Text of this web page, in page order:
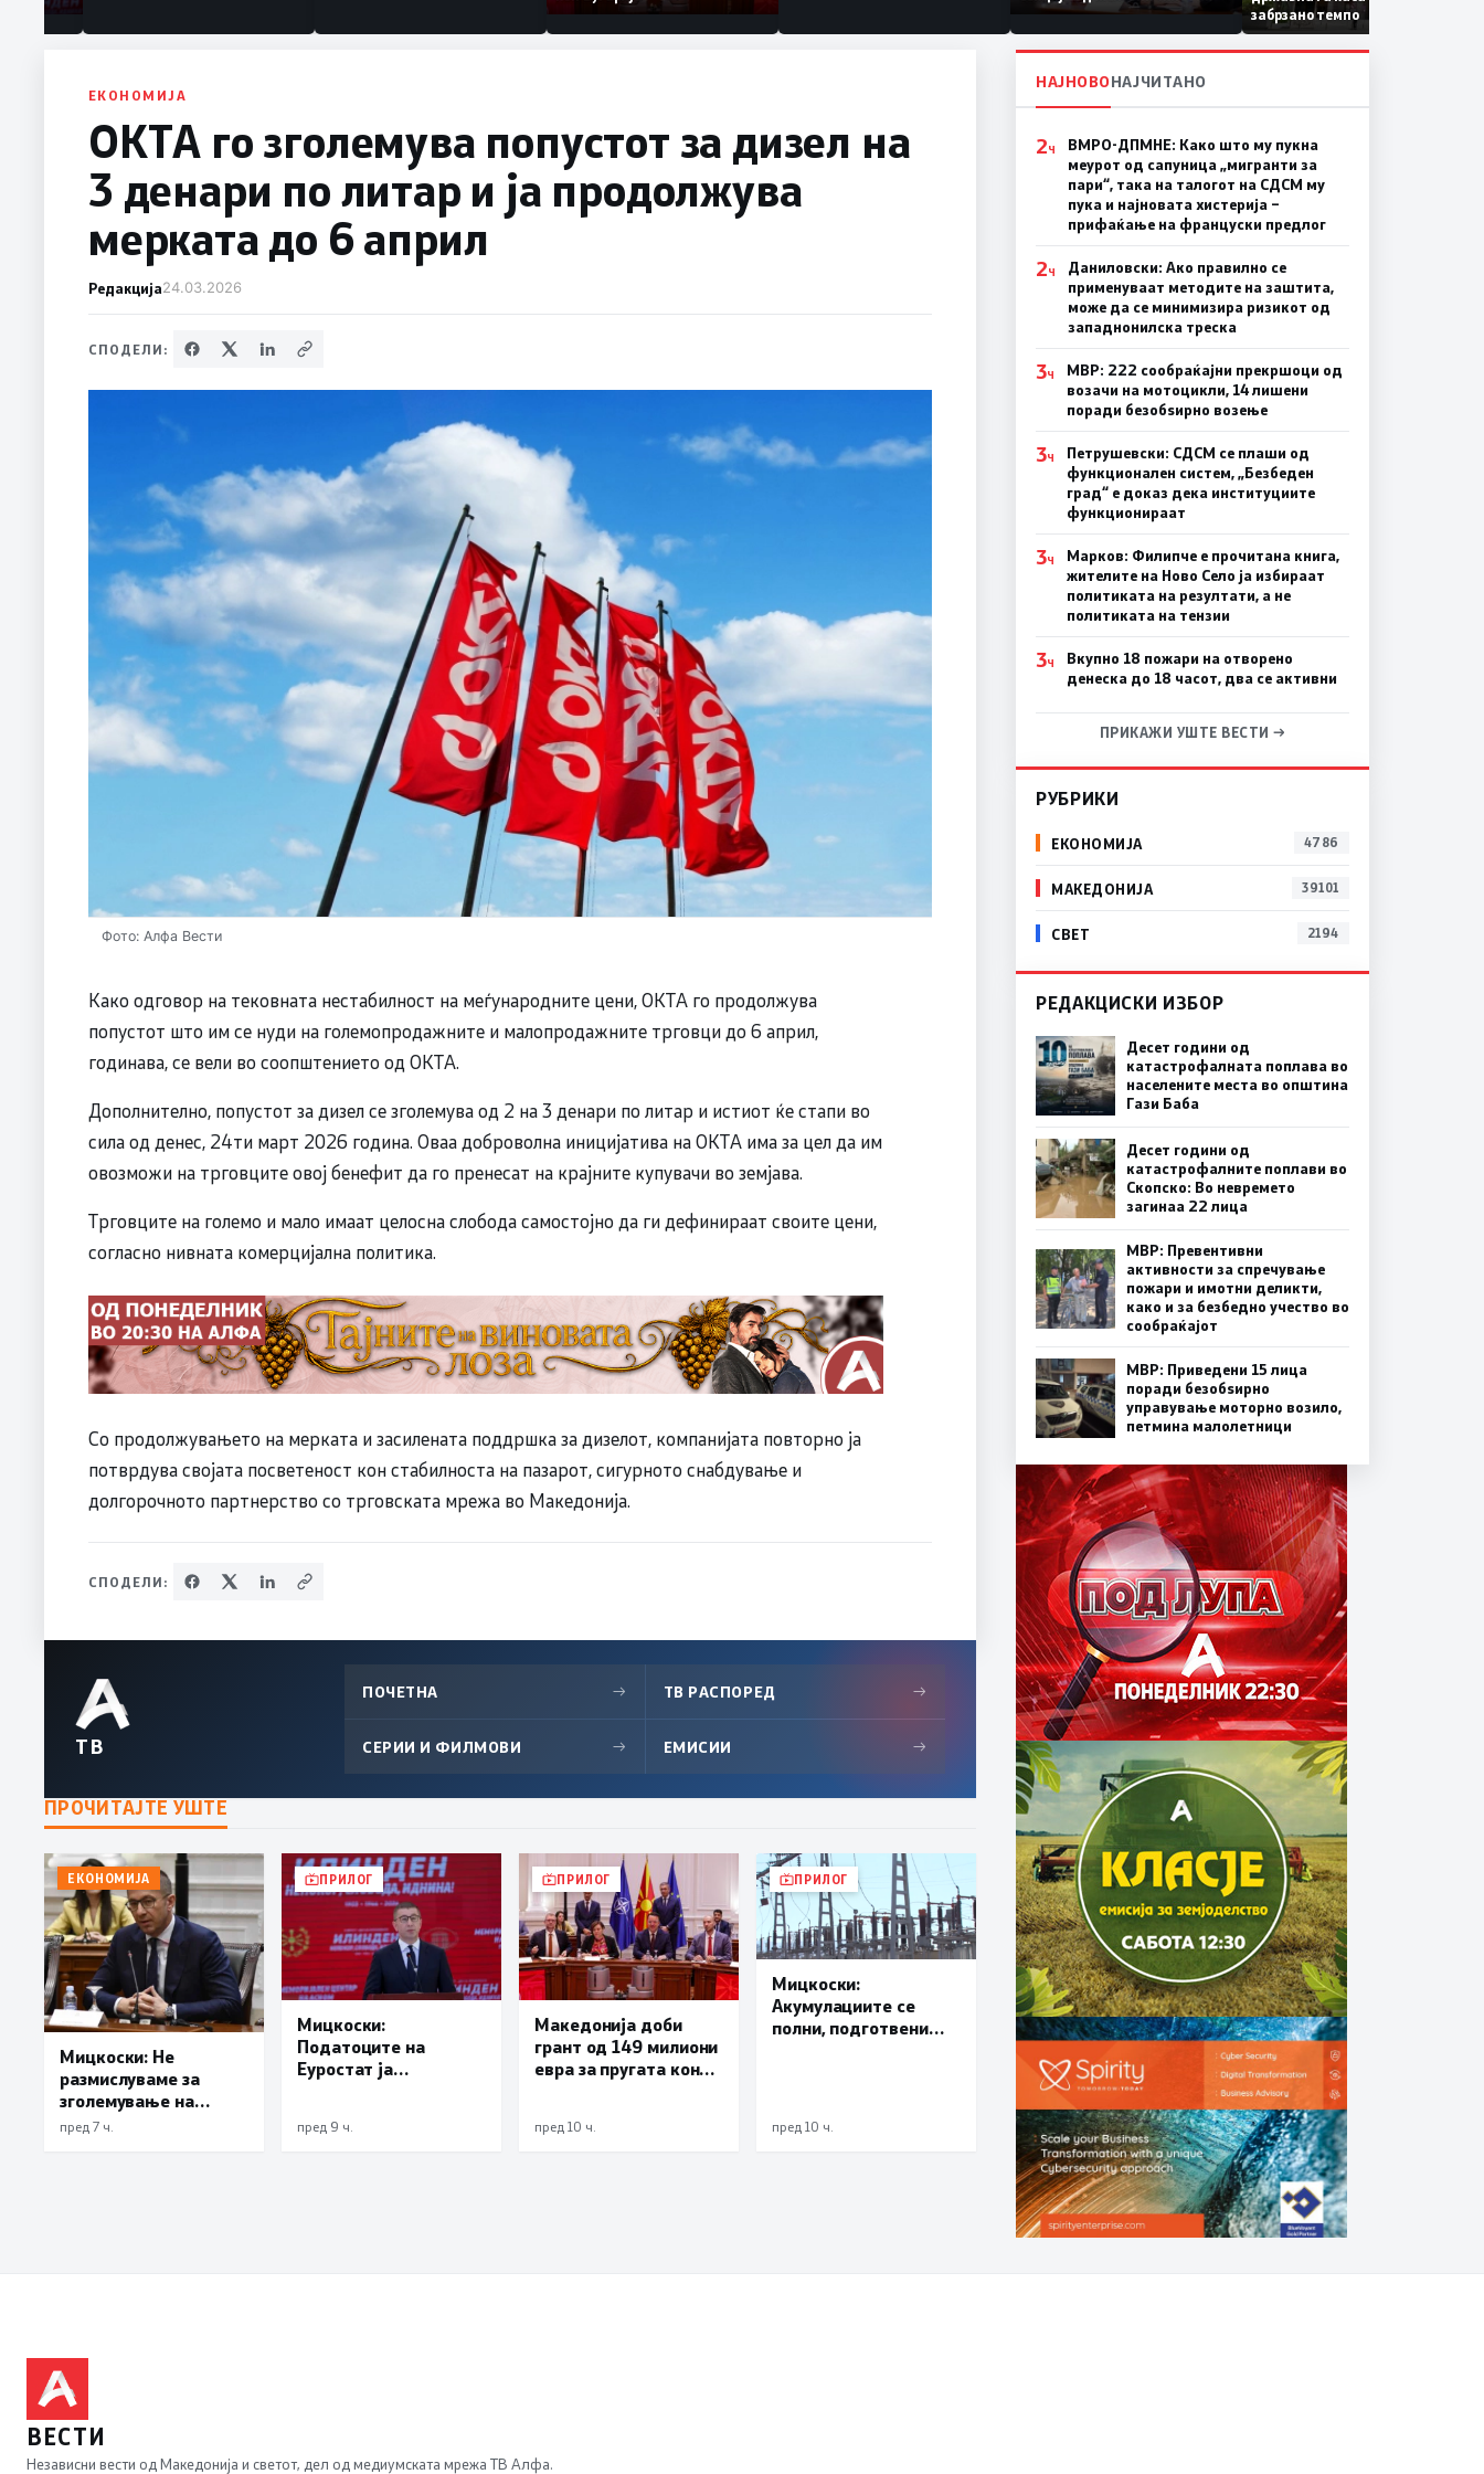
Коридор 8, Македонија
станува раскрсница на
Балканот
забрзано темпо
ЕКОНОМИЈА
ОКТА го зголемува попустот за дизел на
3 денари по литар и ја продолжува
мерката до 6 април
Редакција24.03.2026
СПОДЕЛИ:
Фото: Алфа Вести
Како одговор на тековната нестабилност на меѓународните цени, ОКТА го продолжува
попустот што им се нуди на големопродажните и малопродажните трговци до 6 април,
годинава, се вели во соопштението од ОКТА.
Дополнително, попустот за дизел се зголемува од 2 на 3 денари по литар и истиот ќе стапи во
сила од денес, 24ти март 2026 година. Оваа доброволна иницијатива на ОКТА има за цел да им
овозможи на трговците овој бенефит да го пренесат на крајните купувачи во земјава.
Трговците на големо и мало имаат целосна слобода самостојно да ги дефинираат своите цени,
согласно нивната комерцијална политика.
Со продолжувањето на мерката и засилената поддршка за дизелот, компанијата повторно ја
потврдува својата посветеност кон стабилноста на пазарот, сигурното снабдување и
долгорочното партнерство со трговската мрежа во Македонија.
СПОДЕЛИ:
ТВ
ПОЧЕТНА → ТВ РАСПОРЕД →
СЕРИИ И ФИЛМОВИ → ЕМИСИИ →
ПРОЧИТАЈТЕ УШТЕ
ЕКОНОМИЈА
Мицкоски: Не
размислуваме за
зголемување на
цената на
пред 7 ч.
ПРИЛОГ
Мицкоски:
Податоците на
Еуростат ја
пред 9 ч.
ПРИЛОГ
Македонија доби
грант од 149 милиони
евра за пругата кон
пред 10 ч.
ПРИЛОГ
Мицкоски:
Акумулациите се
полни, подготвени
струјата
пред 10 ч.
НАЈНОВОНАЈЧИТАНО
2Ч
ВМРО-ДПМНЕ: Како што му пукна
меурот од сапуница „мигранти за
пари“, така на талогот на СДСМ му
пука и најновата хистерија –
прифаќање на француски предлог
2Ч
Даниловски: Ако правилно се
применуваат методите на заштита,
може да се минимизира ризикот од
западнонилска треска
3Ч
МВР: 222 сообраќајни прекршоци од
возачи на мотоцикли, 14 лишени
поради безобѕирно возење
3Ч
Петрушевски: СДСМ се плаши од
функционален систем, „Безбеден
град“ е доказ дека институциите
функционираат
3Ч
Марков: Филипче е прочитана книга,
жителите на Ново Село ја избираат
политиката на резултати, а не
политиката на тензии
3Ч
Вкупно 18 пожари на отворено
денеска до 18 часот, два се активни
ПРИКАЖИ УШТЕ ВЕСТИ →
РУБРИКИ
ЕКОНОМИЈА 4786
МАКЕДОНИЈА 39101
СВЕТ 2194
РЕДАКЦИСКИ ИЗБОР
Десет години од
катастрофалната поплава во
населените места во општина
Гази Баба
Десет години од
катастрофалните поплави во
Скопско: Во невремето
загинаа 22 лица
МВР: Превентивни
активности за спречување
пожари и имотни деликти,
како и за безбедно учество во
сообраќајот
МВР: Приведени 15 лица
поради безобѕирно
управување моторно возило,
петмина малолетници
ВЕСТИ
Независни вести од Македонија и светот, дел од медиумската мрежа ТВ Алфа.